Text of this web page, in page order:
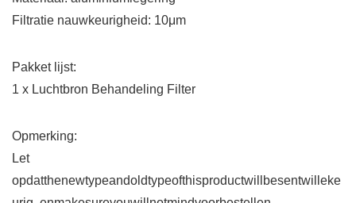
Filtratie nauwkeurigheid: 10μm
Pakket lijst:
1 x Luchtbron Behandeling Filter
Opmerking:
Let
opdatthenewtypeandoldtypeofthisproductwillbesentwilleke